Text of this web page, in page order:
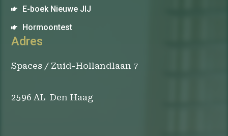
E-boek Nieuwe JIJ
Hormoontest
Adres
Spaces / Zuid-Hollandlaan 7
2596 AL Den Haag